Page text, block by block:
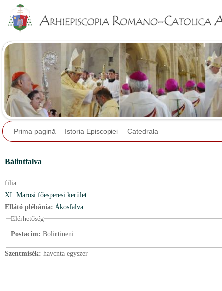
Prima pagină Istoria Episcopiei Catedrala
Bálintfalva
filia
XI. Marosi főesperesi kerület
Ellátó plébánia: Ákosfalva
Elérhetőség
Postacím: Bolintineni
Szentmisék: havonta egyszer